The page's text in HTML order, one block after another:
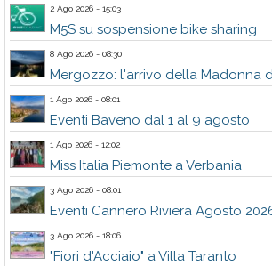
2 Ago 2026 - 15:03
M5S su sospensione bike sharing
8 Ago 2026 - 08:30
Mergozzo: l'arrivo della Madonna
1 Ago 2026 - 08:01
Eventi Baveno dal 1 al 9 agosto
1 Ago 2026 - 12:02
Miss Italia Piemonte a Verbania
3 Ago 2026 - 08:01
Eventi Cannero Riviera Agosto
3 Ago 2026 - 18:06
"Fiori d'Acciaio" a Villa Taranto